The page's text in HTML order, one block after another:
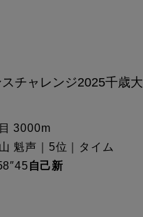
チャレンジ2025千歳大
3000m
魁声｜5位｜タイム
自己新